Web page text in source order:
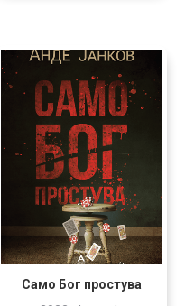
Само Бог простува